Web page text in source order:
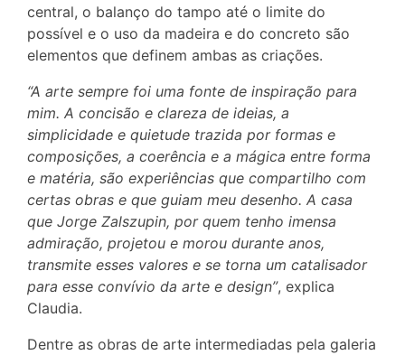
central, o balanço do tampo até o limite do
possível e o uso da madeira e do concreto são
elementos que definem ambas as criações.
“A arte sempre foi uma fonte de inspiração para
mim. A concisão e clareza de ideias, a
simplicidade e quietude trazida por formas e
composições, a coerência e a mágica entre forma
e matéria, são experiências que compartilho com
certas obras e que guiam meu desenho. A casa
que Jorge Zalszupin, por quem tenho imensa
admiração, projetou e morou durante anos,
transmite esses valores e se torna um catalisador
para esse convívio da arte e design”, explica
Claudia.
Dentre as obras de arte intermediadas pela galeria